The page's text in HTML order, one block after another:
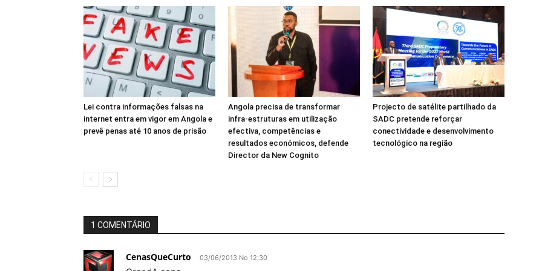
Lei contra informações falsas na
internet entra em vigor em Angola e
prevê penas até 10 anos de prisão
Angola precisa de transformar
infra-estruturas em utilização
efectiva, competências e
resultados económicos, defende
Director da New Cognito
Projecto de satélite partilhado da
SADC pretende reforçar
conectividade e desenvolvimento
tecnológico na região
1 COMENTÁRIO
CenasQueCurto 03/06/2013 No 12:30